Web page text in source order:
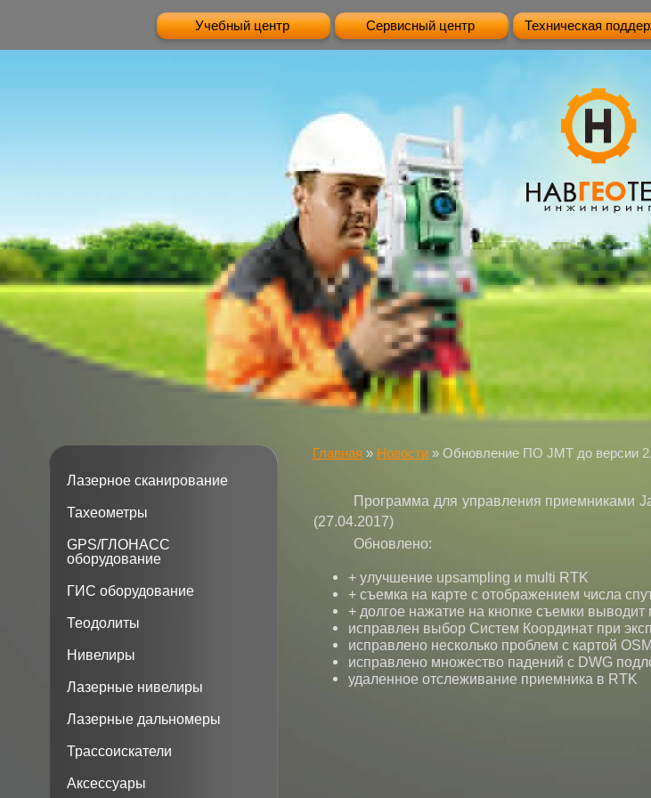
Главная » Новости » Обновление ПО JMT до версии
Программа для управления приемниками
(27.04.2017)
Обновлено:
+ улучшение upsampling и multi RTK
+ съемка на карте с отображением числа
+ долгое нажатие на кнопке съемки
исправлен выбор Систем Координат при
исправлено несколько проблем с картой OSM
исправлено множество падений с DWG
удаленное отслеживание приемника в RTK
Лазерное сканирование
Тахеометры
GPS/ГЛОНАСС
оборудование
ГИС оборудование
Теодолиты
Нивелиры
Лазерные нивелиры
Лазерные дальномеры
Трассоискатели
Аксессуары
Учебный центр Сервисный центр Техническая